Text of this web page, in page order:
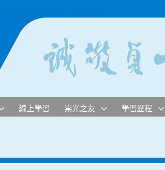
線上學習 崇光之友 學習歷程